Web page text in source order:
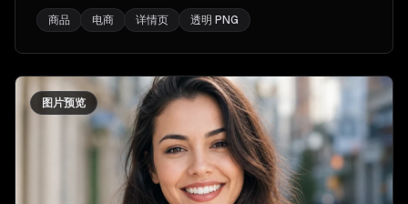
商品 电商 详情页 透明 PNG
图片预览